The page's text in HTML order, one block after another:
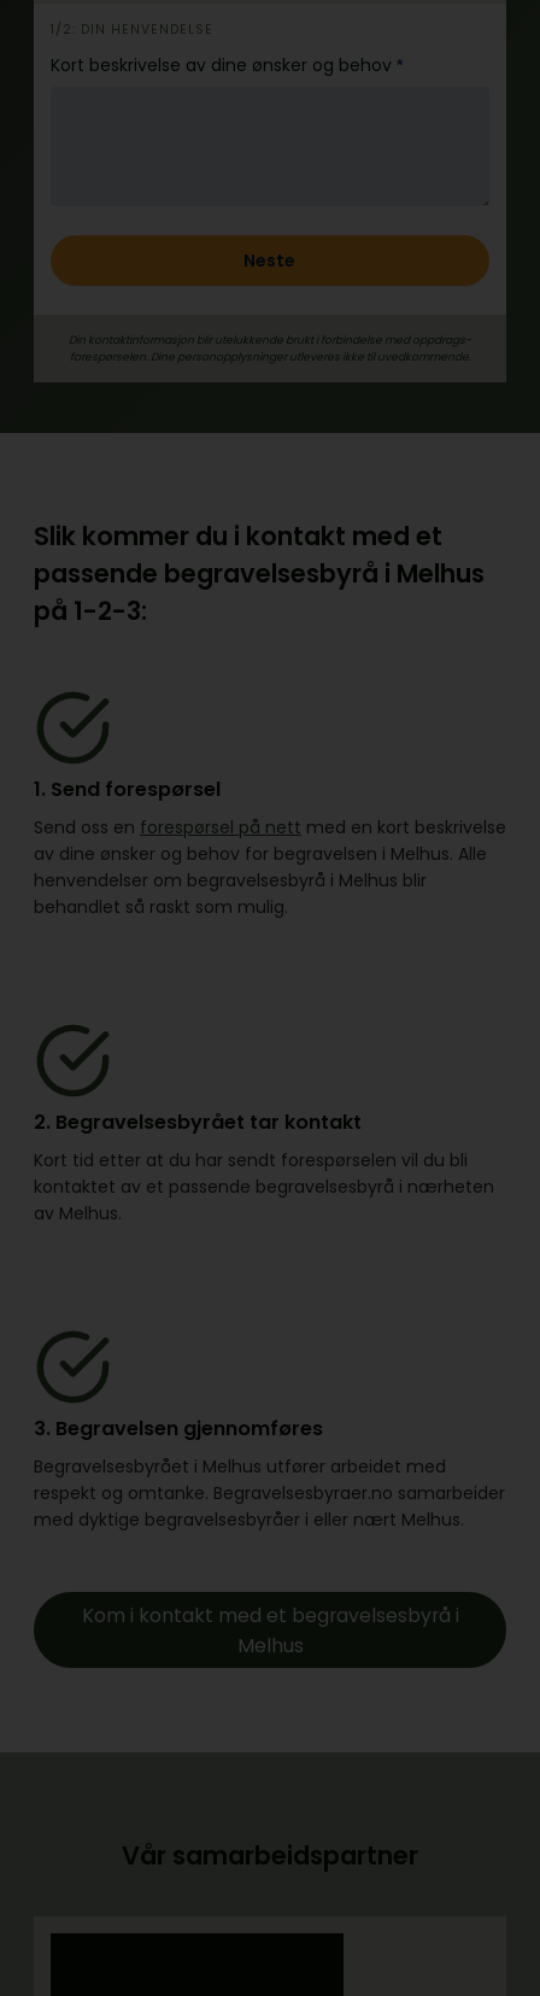
h
e
1/2: DIN HENVENDELSE
Kort beskrivelse av dine ønsker og behov *
Neste
Din kontaktinformasjon blir utelukkende brukt i forbindelse med oppdrags­
forespørselen. Dine person­­opplysninger utleveres ikke til uvedkommende.
Slik kommer du i kontakt med et
passende begravelsesbyrå i Melhus
på 1-2-3:
1. Send forespørsel
Send oss en forespørsel på nett med en kort beskrivelse
av dine ønsker og behov for begravelsen i Melhus. Alle
henvendelser om begravelsesbyrå i Melhus blir
behandlet så raskt som mulig.
2. Begravelsesbyrået tar kontakt
Kort tid etter at du har sendt forespørselen vil du bli
kontaktet av et passende begravelsesbyrå i nærheten
av Melhus.
3. Begravelsen gjennomføres
Begravelsesbyrået i Melhus utfører arbeidet med
respekt og omtanke. Begravelsesbyraer.no samarbeider
med dyktige begravelsesbyråer i eller nært Melhus.
Kom i kontakt med et begravelsesbyrå i
Melhus
Vår samarbeidspartner